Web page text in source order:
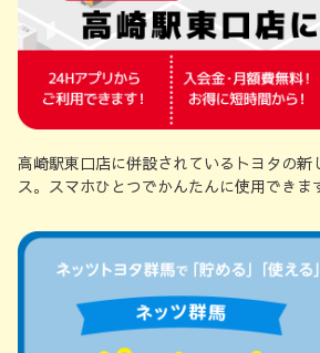
高崎駅東口店に併設されているトヨタの新
ス。スマホひとつでかんたんに使用できま